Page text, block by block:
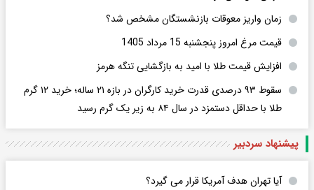
زمان واریز معوقات بازنشستگان مشخص شد؟
قیمت مرغ امروز پنجشنبه 15 مرداد 1405
افزایش قیمت طلا با امید به بازگشایی تنگه هرمز
سقوط ۹۳ درصدی قدرت خرید کارگران در بازه ۲۱ ساله؛ خرید ۱۲ گرم
طلا با حداقل دستمزد در سال ۸۴ به زیر یک گرم رسید
پیشنهاد سردبیر
آیا تهران هدف آمریکا قرار می گیرد؟